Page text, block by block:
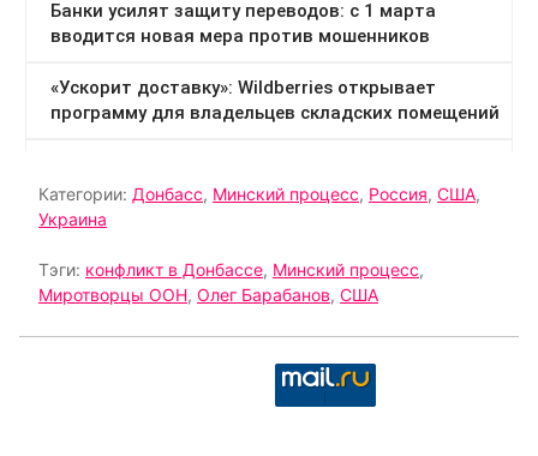
Категории: Донбасс, Минский процесс, Россия, США,
Украина
Тэги: конфликт в Донбассе, Минский процесс,
Миротворцы ООН, Олег Барабанов, США